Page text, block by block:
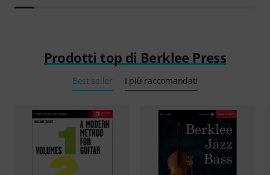
Prodotti top di Berklee Press
Best seller I più raccomandati